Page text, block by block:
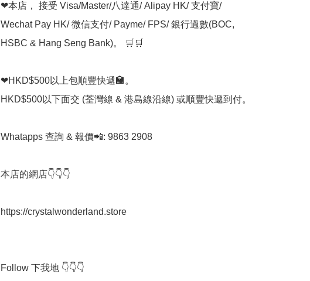
❤本店， 接受 Visa/Master/八達通/ Alipay HK/ 支付寶/
Wechat Pay HK/ 微信支付/ Payme/ FPS/ 銀行過數(BOC,
HSBC & Hang Seng Bank)。 🛒🛒
❤HKD$500以上包順豐快遞🏣。
HKD$500以下面交 (荃灣線 & 港島線沿線) 或順豐快遞到付。
Whatapps 查詢 & 報價📲: 9863 2908
本店的網店👇👇👇
https://crystalwonderland.store
Follow 下我地 👇👇👇